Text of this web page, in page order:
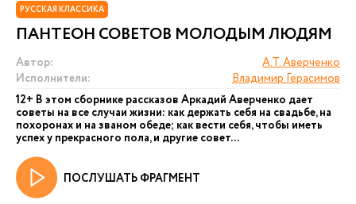
РУССКАЯ КЛАССИКА
ПАНТЕОН СОВЕТОВ МОЛОДЫМ ЛЮДЯМ
Автор:
А.Т. Аверченко
Исполнители:
Владимир Герасимов
12+ В этом сборнике рассказов Аркадий Аверченко дает
советы на все случаи жизни: как держать себя на свадьбе, на
похоронах и на званом обеде; как вести себя, чтобы иметь
успех у прекрасного пола, и другие совет...
ПОСЛУШАТЬ ФРАГМЕНТ